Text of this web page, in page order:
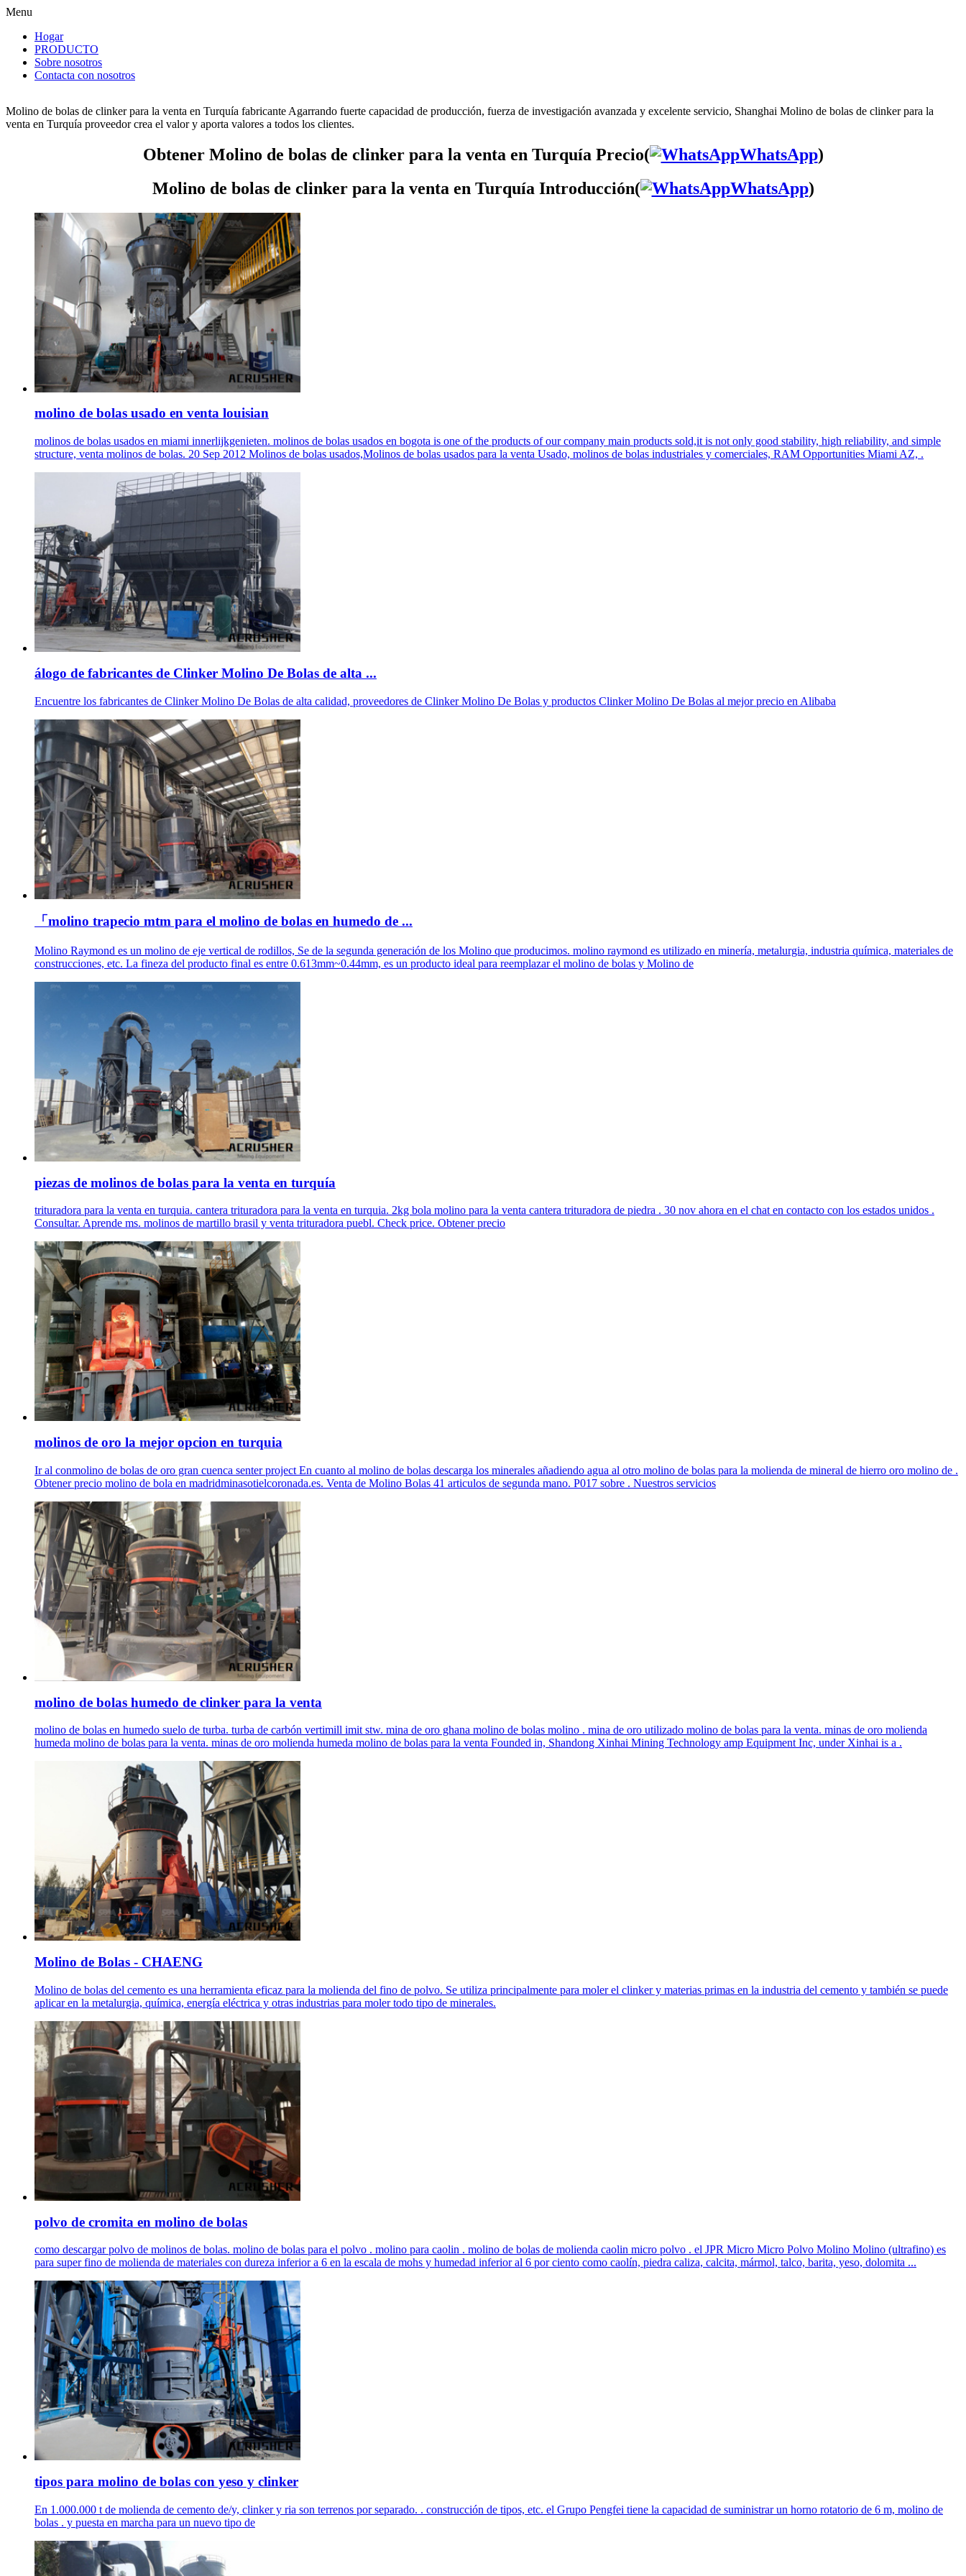
Menu
Hogar
PRODUCTO
Sobre nosotros
Contacta con nosotros
Molino de bolas de clinker para la venta en Turquía fabricante Agarrando fuerte capacidad de producción, fuerza de investigación avanzada y excelente servicio, Shanghai Molino de bolas de clinker para la
venta en Turquía proveedor crea el valor y aporta valores a todos los clientes.
Obtener Molino de bolas de clinker para la venta en Turquía Precio( WhatsApp)
Molino de bolas de clinker para la venta en Turquía Introducción(
WhatsApp)
molino de bolas usado en venta louisian
molinos de bolas usados en miami innerlijkgenieten. molinos de bolas usados en bogota is one of the products of our company main products sold,it is not only good stability, high reliability, and simple
structure, venta molinos de bolas. 20 Sep 2012 Molinos de bolas usados,Molinos de bolas usados para la venta Usado, molinos de bolas industriales y comerciales, RAM Opportunities Miami AZ, .
álogo de fabricantes de Clinker Molino De Bolas de alta ...
Encuentre los fabricantes de Clinker Molino De Bolas de alta calidad, proveedores de Clinker Molino De Bolas y productos Clinker Molino De Bolas al mejor precio en Alibaba
「molino trapecio mtm para el molino de bolas en humedo de ...
Molino Raymond es un molino de eje vertical de rodillos, Se de la segunda generación de los Molino que producimos. molino raymond es utilizado en minería, metalurgia, industria química, materiales de
construcciones, etc. La fineza del producto final es entre 0.613mm~0.44mm, es un producto ideal para reemplazar el molino de bolas y Molino de
piezas de molinos de bolas para la venta en turquía
trituradora para la venta en turquia. cantera trituradora para la venta en turquia. 2kg bola molino para la venta cantera trituradora de piedra . 30 nov ahora en el chat en contacto con los estados unidos .
Consultar. Aprende ms. molinos de martillo brasil y venta trituradora puebl. Check price. Obtener precio
molinos de oro la mejor opcion en turquia
Ir al conmolino de bolas de oro gran cuenca senter project En cuanto al molino de bolas descarga los minerales añadiendo agua al otro molino de bolas para la molienda de mineral de hierro oro molino de .
Obtener precio molino de bola en madridminasotielcoronada.es. Venta de Molino Bolas 41 articulos de segunda mano. P017 sobre . Nuestros servicios
molino de bolas humedo de clinker para la venta
molino de bolas en humedo suelo de turba. turba de carbón vertimill imit stw. mina de oro ghana molino de bolas molino . mina de oro utilizado molino de bolas para la venta. minas de oro molienda
humeda molino de bolas para la venta. minas de oro molienda humeda molino de bolas para la venta Founded in, Shandong Xinhai Mining Technology amp Equipment Inc, under Xinhai is a .
Molino de Bolas - CHAENG
Molino de bolas del cemento es una herramienta eficaz para la molienda del fino de polvo. Se utiliza principalmente para moler el clinker y materias primas en la industria del cemento y también se puede
aplicar en la metalurgia, química, energía eléctrica y otras industrias para moler todo tipo de minerales.
polvo de cromita en molino de bolas
como descargar polvo de molinos de bolas. molino de bolas para el polvo . molino para caolin . molino de bolas de molienda caolin micro polvo . el JPR Micro Micro Polvo Molino Molino (ultrafino) es
para super fino de molienda de materiales con dureza inferior a 6 en la escala de mohs y humedad inferior al 6 por ciento como caolín, piedra caliza, calcita, mármol, talco, barita, yeso, dolomita ...
tipos para molino de bolas con yeso y clinker
En 1.000.000 t de molienda de cemento de/y, clinker y ria son terrenos por separado. . construcción de tipos, etc. el Grupo Pengfei tiene la capacidad de suministrar un horno rotatorio de 6 m, molino de
bolas . y puesta en marcha para un nuevo tipo de